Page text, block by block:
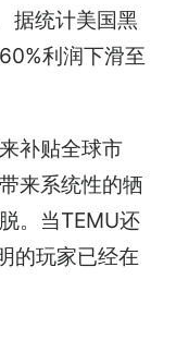
据统计美国黑
利润下滑至
补贴全球市
来系统性的牺
。当TEMU还
的玩家已经在